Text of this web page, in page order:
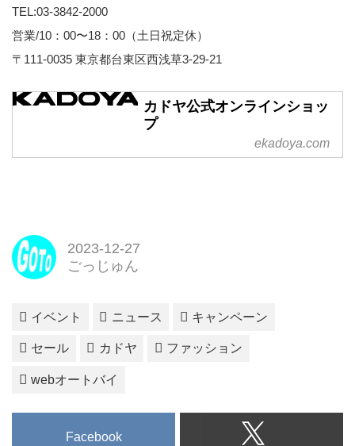
TEL:03-3842-2000
営業/10：00〜18：00（土日祝定休）
〒111-0035 東京都台東区西浅草3-29-21
カドヤ公式オンラインショッ
プ
ekadoya.com
2023-12-27
ごっじゅん
イベント ニュース キャンペーン
セール カドヤ ファッション
webオートバイ
Facebook